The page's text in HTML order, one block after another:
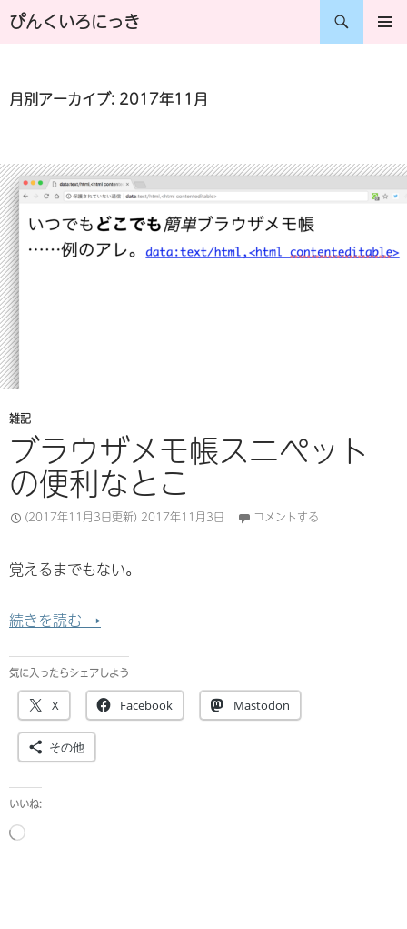
コ
ン
へ
ス
キ
ッ
プ
ぴんくいろにっき
検
月別アーカイブ: 2017年11月
雑記
ブラウザメモ帳スニペット
の便利なとこ
(2017年11月3日更新) 2017年11月3日 コメントする
覚えるまでもない。
続きを読む ブラウザメモ帳スニペットの便利なとこ
→
気に入ったらシェアしよう
X Facebook Mastodon
その他
いいね:
読